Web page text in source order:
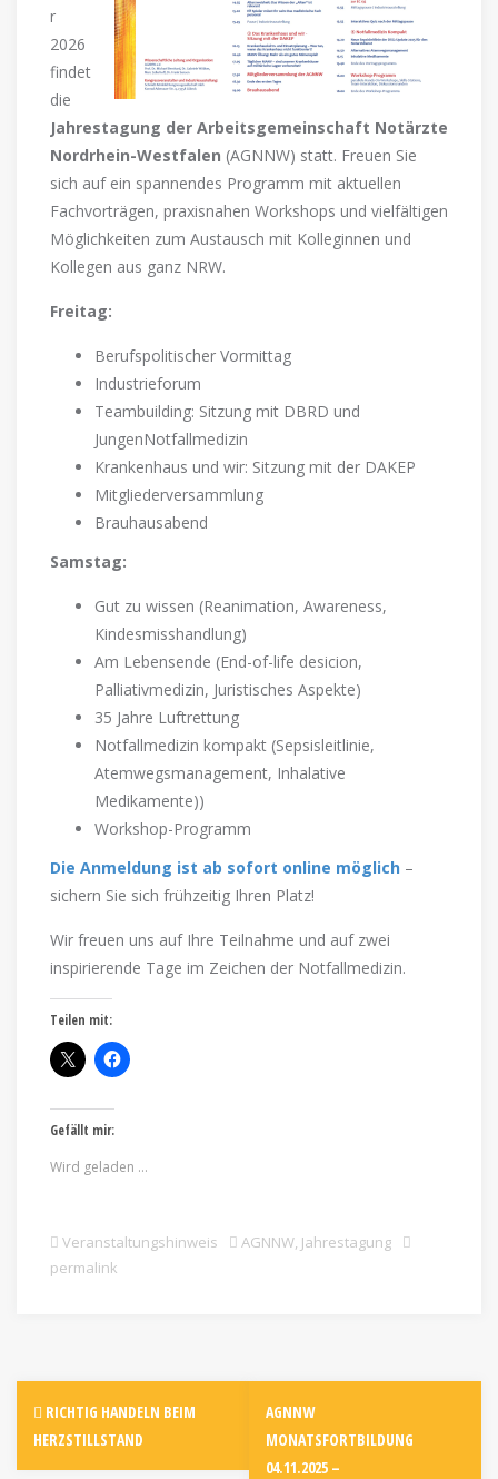
r
2026
findet
die
Jahrestagung der Arbeitsgemeinschaft Notärzte
Nordrhein-Westfalen (AGNNW) statt. Freuen Sie
sich auf ein spannendes Programm mit aktuellen
Fachvorträgen, praxisnahen Workshops und vielfältigen
Möglichkeiten zum Austausch mit Kolleginnen und
Kollegen aus ganz NRW.
Freitag:
Berufspolitischer Vormittag
Industrieforum
Teambuilding: Sitzung mit DBRD und
JungenNotfallmedizin
Krankenhaus und wir: Sitzung mit der DAKEP
Mitgliederversammlung
Brauhausabend
Samstag:
Gut zu wissen (Reanimation, Awareness,
Kindesmisshandlung)
Am Lebensende (End-of-life desicion,
Palliativmedizin, Juristisches Aspekte)
35 Jahre Luftrettung
Notfallmedizin kompakt (Sepsisleitlinie,
Atemwegsmanagement, Inhalative
Medikamente))
Workshop-Programm
Die Anmeldung ist ab sofort online möglich –
sichern Sie sich frühzeitig Ihren Platz!
Wir freuen uns auf Ihre Teilnahme und auf zwei
inspirierende Tage im Zeichen der Notfallmedizin.
Teilen mit:
Gefällt mir:
Wird geladen …
Veranstaltungshinweis AGNNW, Jahrestagung
permalink
RICHTIG HANDELN BEIM
HERZSTILLSTAND
AGNNW
MONATSFORTBILDUNG
04.11.2025 –